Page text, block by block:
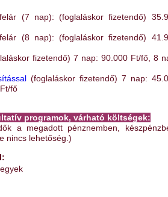
(7 nap): (foglaláskor fizetendő)
(8 nap): (foglaláskor fizetendő)
fizetendő) 7 nap: 90.000 Ft/fő, 8
(foglaláskor fizetendő) 7 nap:
fő
programok, várható költségek:
a megadott pénznemben,
nincs lehetőség.)